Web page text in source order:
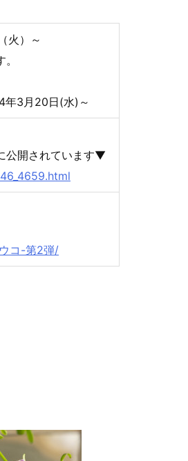
火）～
年3月20日(水)～
公開されています▼
コ-第2弾/